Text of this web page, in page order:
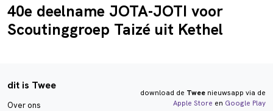
40e deelname JOTA-JOTI voor
Scoutinggroep Taizé uit Kethel
dit is Twee
Over ons
download de Tweenieuwsapp via de
Apple Store en Google Play